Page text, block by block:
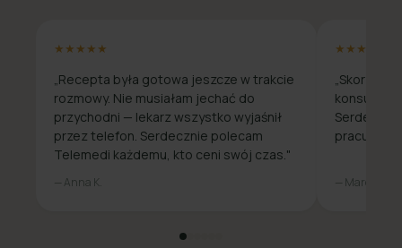
★★★★★
„Recepta była gotowa jeszcze w trakcie
rozmowy. Nie musiałam jechać do
przychodni — lekarz wszystko wyjaśnił
przez telefon. Serdecznie polecam
Telemedi każdemu, kto ceni swój czas."
— Anna K.
★★★★★
pracuje
— Marcin W.